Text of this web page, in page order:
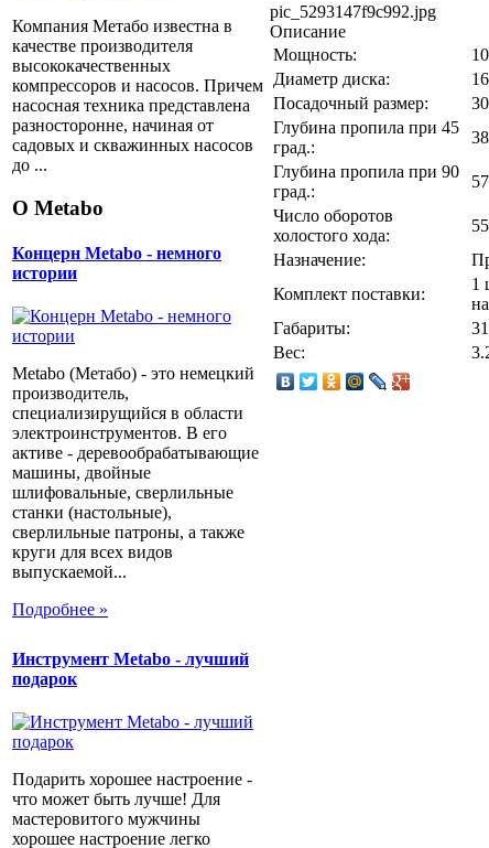
Компания Метабо известна в
качестве производителя
высококачественных
компрессоров и насосов. Причем
насосная техника представлена
разносторонне, начиная от
садовых и скважинных насосов
до ...
О Metabo
Концерн Metabo - немного
истории
Metabo (Метабо) - это немецкий
производитель,
специализирущийся в области
электроинструментов. В его
активе - деревообрабатывающие
машины, двойные
шлифовальные, сверлильные
станки (настольные),
сверлильные патроны, а также
круги для всех видов
выпускаемой...
Подробнее »
Инструмент Metabo - лучший
подарок
Подарить хорошее настроение -
что может быть лучше! Для
мастеровитого мужчины
хорошее настроение легко
pic_5293147f9c992.jpg
Описание
Мощность:
Диаметр диска:
Посадочный размер:
30
Глубина пропила при 45
град.:
38
Глубина пропила при 90
град.:
57
Число оборотов
холостого хода:
Назначение:
Комплект поставки:
1
Габариты:
Вес: